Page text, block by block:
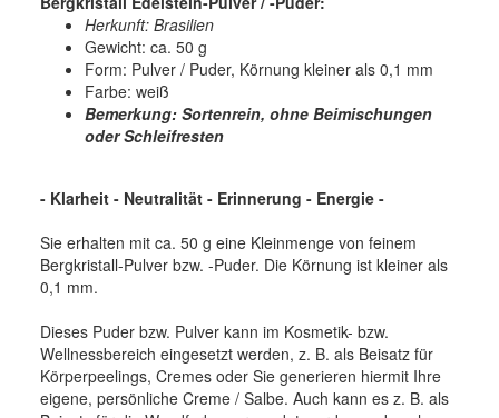
Herkunft: Brasilien
Gewicht: ca. 50 g
Form: Pulver / Puder, Körnung kleiner als 0,1 mm
Farbe: weiß
Bemerkung: Sortenrein, ohne Beimischungen
oder Schleifresten
- Klarheit - Neutralität - Erinnerung - Energie -
Sie erhalten mit ca. 50 g eine Kleinmenge von feinem
Bergkristall-Pulver bzw. -Puder. Die Körnung ist kleiner als
0,1 mm.
Dieses Puder bzw. Pulver kann im Kosmetik- bzw.
Wellnessbereich eingesetzt werden, z. B. als Beisatz für
Körperpeelings, Cremes oder Sie generieren hiermit Ihre
eigene, persönliche Creme / Salbe. Auch kann es z. B. als